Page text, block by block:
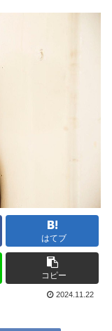
はてブ
コピー
2024.11.22